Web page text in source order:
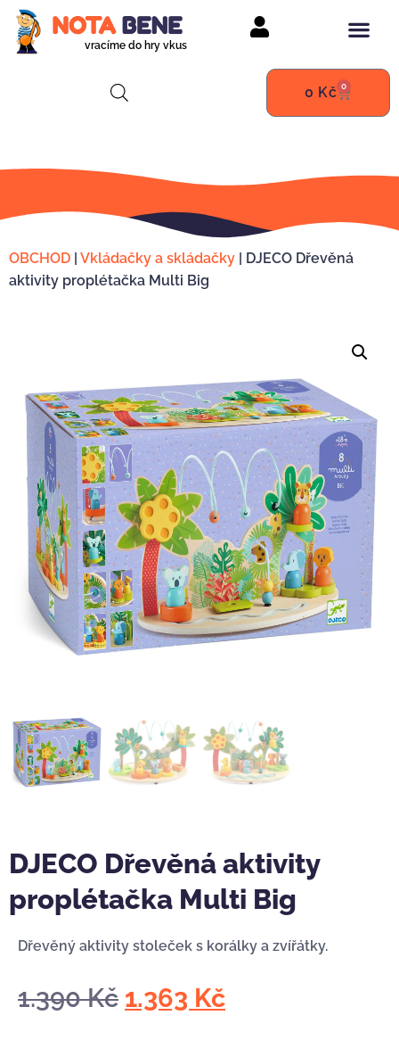
vracíme do hry vkus
0 Kč 0
OBCHOD | Vkládačky a skládačky | DJECO Dřevěná
aktivity proplétačka Multi Big
DJECO Dřevěná aktivity
proplétačka Multi Big
Dřevěný aktivity stoleček s korálky a zvířátky.
1.390Kč 1.363 Kč